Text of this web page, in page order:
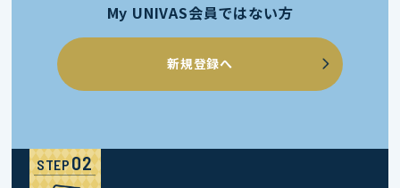
My UNIVAS会員ではない方
新規登録へ
STEP